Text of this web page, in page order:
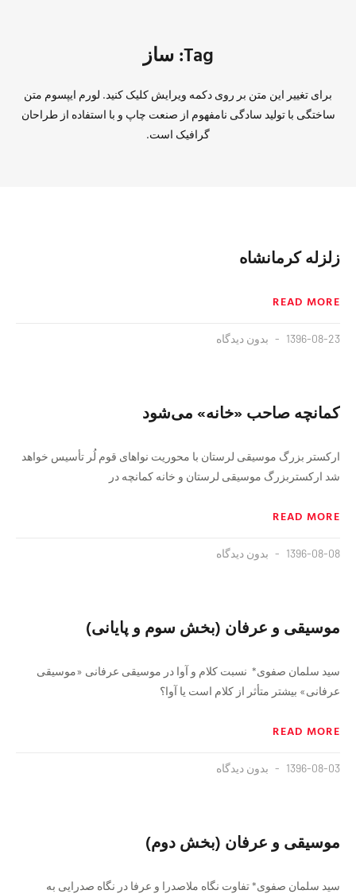
Tag: ساز
برای تغییر این متن بر روی دکمه ویرایش کلیک کنید. لورم ایپسوم متن
ساختگی با تولید سادگی نامفهوم از صنعت چاپ و با استفاده از طراحان
گرافیک است.
زلزله کرمانشاه
READ MORE
1396-08-23 بدون دیدگاه
کمانچه صاحب «خانه» می‌شود
ارکستر بزرگ موسیقی لرستان با محوریت نواهای قوم لُر تأسیس خواهد
شد ارکستربزرگ موسیقی لرستان و خانه کمانچه در
READ MORE
1396-08-08 بدون دیدگاه
موسیقی و عرفان (بخش سوم و پایانی)
سيد سلمان صفوی* نسبت کلام و آوا در موسیقی عرفانی «موسیقی
عرفانی» بيشتر متأثر از كلام است يا آوا؟
READ MORE
1396-08-03 بدون دیدگاه
موسیقی و عرفان (بخش دوم)
سيد سلمان صفوی* تفاوت نگاه ملاصدرا و عرفا در نگاه صدرايی به